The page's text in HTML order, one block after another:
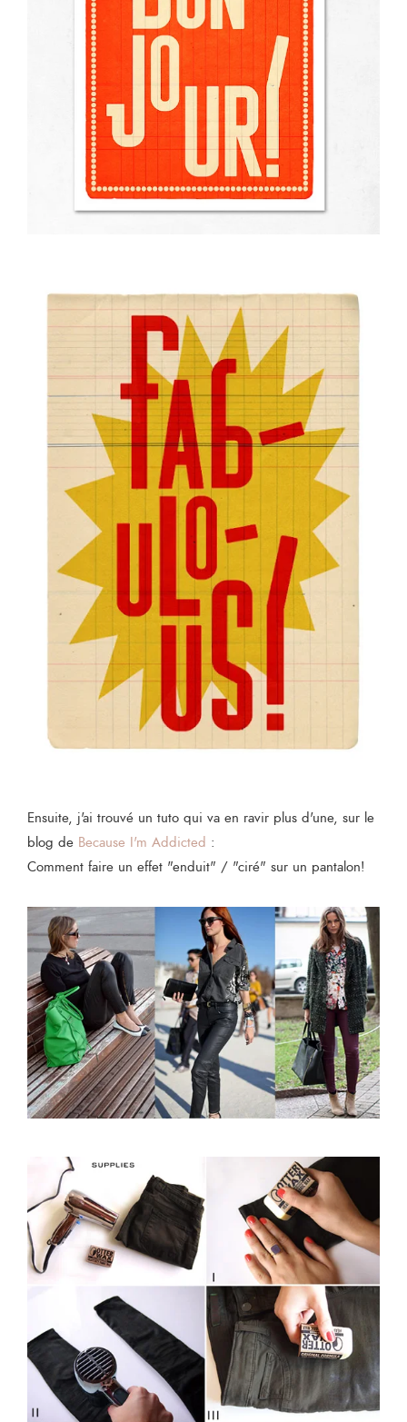
Ensuite, j'ai trouvé un tuto qui va en ravir plus d'une, sur le
blog de Because I'm Addicted :
Comment faire un effet "enduit" / "ciré" sur un pantalon!